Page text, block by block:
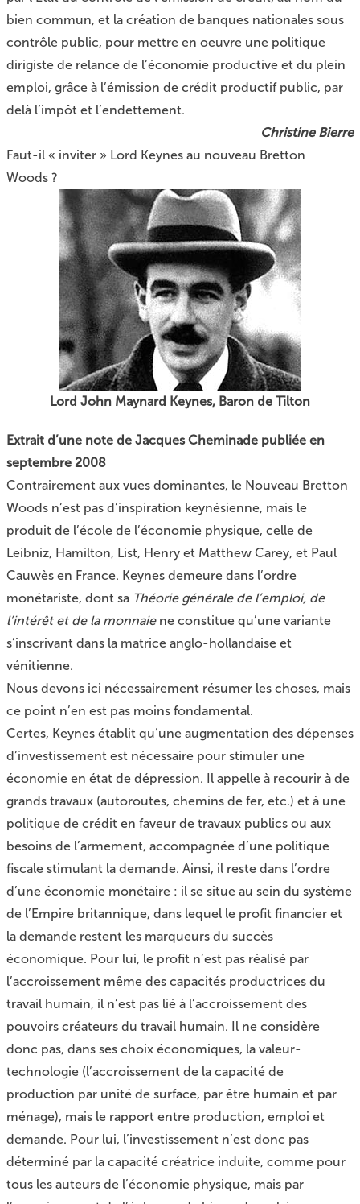
bien commun, et la création de banques nationales sous
contrôle public, pour mettre en oeuvre une politique
dirigiste de relance de l’économie productive et du plein
emploi, grâce à l’émission de crédit productif public, par
delà l’impôt et l’endettement.
Christine Bierre
Faut-il « inviter » Lord Keynes au nouveau Bretton
Woods ?
Lord John Maynard Keynes, Baron de Tilton
Extrait d’une note de Jacques Cheminade publiée en
septembre 2008
Contrairement aux vues dominantes, le Nouveau Bretton
Woods n’est pas d’inspiration keynésienne, mais le
produit de l’école de l’économie physique, celle de
Leibniz, Hamilton, List, Henry et Matthew Carey, et Paul
Cauwès en France. Keynes demeure dans l’ordre
monétariste, dont sa Théorie générale de l’emploi, de
l’intérêt et de la monnaiene constitue qu’une variante
s’inscrivant dans la matrice anglo-hollandaise et
vénitienne.
Nous devons ici nécessairement résumer les choses, mais
ce point n’en est pas moins fondamental.
Certes, Keynes établit qu’une augmentation des dépenses
d’investissement est nécessaire pour stimuler une
économie en état de dépression. Il appelle à recourir à de
grands travaux (autoroutes, chemins de fer, etc.) et à une
politique de crédit en faveur de travaux publics ou aux
besoins de l’armement, accompagnée d’une politique
fiscale stimulant la demande. Ainsi, il reste dans l’ordre
d’une économie monétaire : il se situe au sein du système
de l’Empire britannique, dans lequel le profit financier et
la demande restent les marqueurs du succès
économique. Pour lui, le profit n’est pas réalisé par
l’accroissement même des capacités productrices du
travail humain, il n’est pas lié à l’accroissement des
pouvoirs créateurs du travail humain. Il ne considère
donc pas, dans ses choix économiques, la valeur-
technologie (l’accroissement de la capacité de
production par unité de surface, par être humain et par
ménage), mais le rapport entre production, emploi et
demande. Pour lui, l’investissement n’est donc pas
déterminé par la capacité créatrice induite, comme pour
tous les auteurs de l’économie physique, mais par